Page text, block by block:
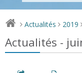
> Actualités > 2019
Actualités -